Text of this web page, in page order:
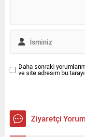
Daha sonraki
ve site adresim bu
Ziyaretçi